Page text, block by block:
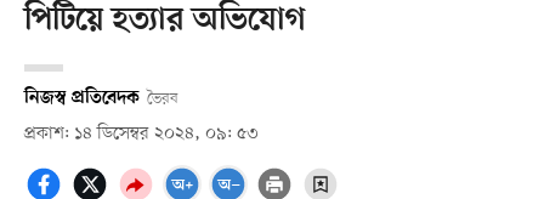
পিটিয়ে হত্যার অভিযোগ
নিজস্ব প্রতিবেদক ভৈরব
প্রকাশ: ১৪ ডিসেম্বর ২০২৪, ০৯: ৫৩